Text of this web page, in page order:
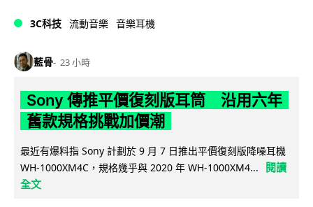
3C科技 流動音樂 音樂耳機
藍骨 23 小時
Sony 傳推平價復刻版耳筒 沿用六年
舊款規格挑戰加價潮
最近有爆料指 Sony 計劃於 9 月 7 日推出平價復刻版降噪耳機
WH-1000XM4C，規格幾乎與 2020 年 WH-1000XM4...
閱讀
全文